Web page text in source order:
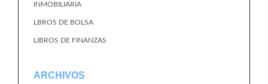
INMOBILIARIA
LBROS DE BOLSA
LIBROS DE FINANZAS
ARCHIVOS